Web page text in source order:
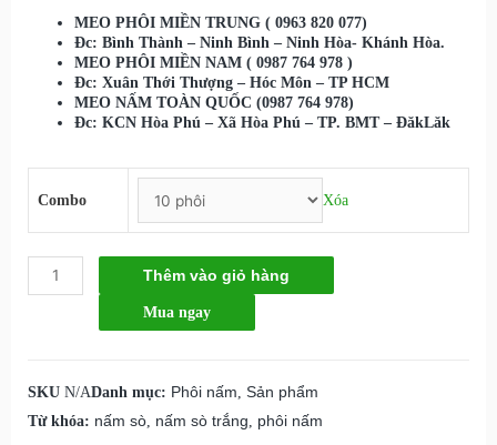
MEO PHÔI MIỀN TRUNG ( 0963 820 077)
Đc: Bình Thành – Ninh Bình – Ninh Hòa- Khánh Hòa.
MEO PHÔI MIỀN NAM ( 0987 764 978 )
Đc: Xuân Thới Thượng – Hóc Môn – TP HCM
MEO NẤM TOÀN QUỐC (0987 764 978)
Đc: KCN Hòa Phú – Xã Hòa Phú – TP. BMT – ĐăkLăk
Combo Xóa
Thêm vào giỏ hàng
Mua ngay
SKU N/ADanh mục: Phôi nấm Sản phẩm
Từ khóa: nấm sò nấm sò trắng phôi nấm